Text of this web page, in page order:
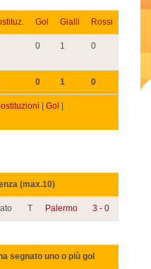
Gol Gialli Rossi
0 1 0
0 1 0
Gol
(max.10)
T Palermo 3 - 0
segnato uno o più gol